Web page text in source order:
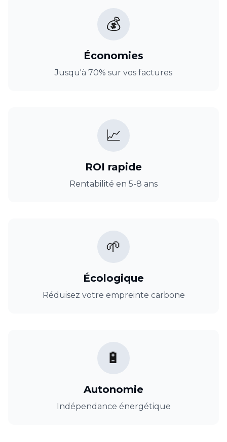
💰
Économies
Jusqu'à 70% sur vos factures
📈
ROI rapide
Rentabilité en 5-8 ans
🌱
Écologique
Réduisez votre empreinte carbone
🔋
Autonomie
Indépendance énergétique